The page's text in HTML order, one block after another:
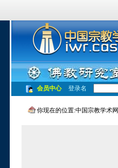
会员中心 登录名
你现在的位置:中国宗教学术网